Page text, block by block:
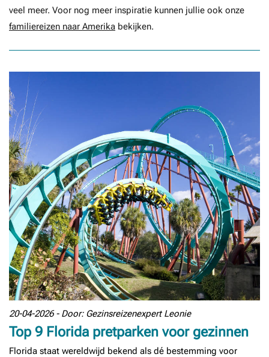
veel meer. Voor nog meer inspiratie kunnen jullie ook onze
familiereizen naar Amerika bekijken.
20-04-2026 - Door: Gezinsreizenexpert Leonie
Top 9 Florida pretparken voor gezinnen
Florida staat wereldwijd bekend als dé bestemming voor